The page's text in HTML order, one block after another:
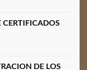
CERTIFICADOS
DE LOS